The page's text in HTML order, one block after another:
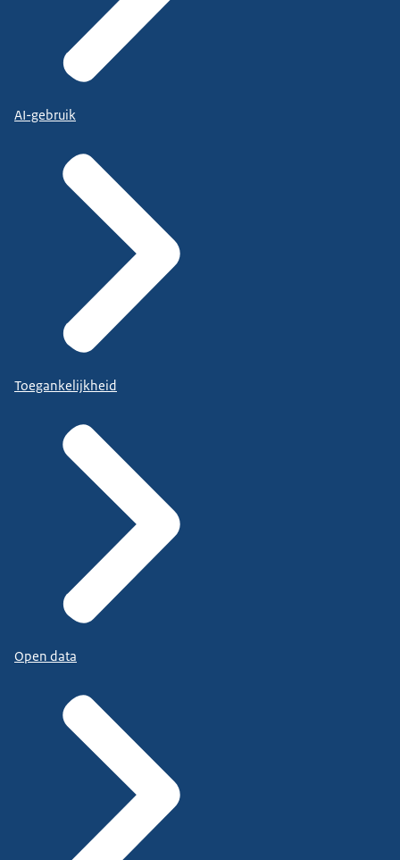
AI-gebruik
Toegankelijkheid
Open data